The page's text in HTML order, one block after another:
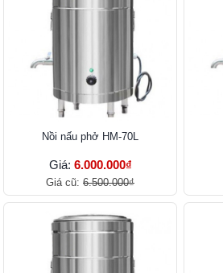
Nồi nấu phở HM-70L
Giá: 6.000.000₫
Giá cũ: 6.500.000₫